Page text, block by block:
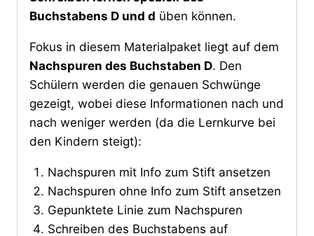
Buchstabens D und d üben können.
Fokus in diesem Materialpaket liegt auf dem
Nachspuren des Buchstaben D. Den
Schülern werden die genauen Schwünge
gezeigt, wobei diese Informationen nach und
nach weniger werden (da die Lernkurve bei
den Kindern steigt):
Nachspuren mit Info zum Stift ansetzen
Nachspuren ohne Info zum Stift ansetzen
Gepunktete Linie zum Nachspuren
Schreiben des Buchstabens auf